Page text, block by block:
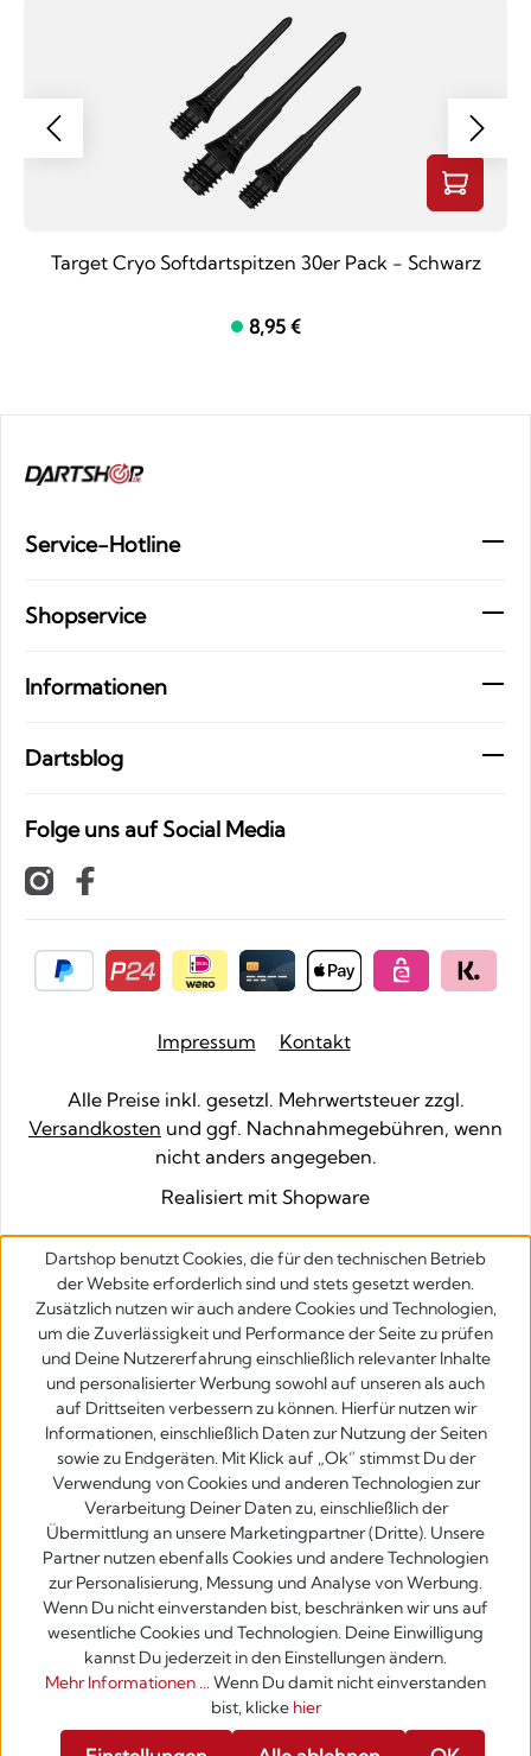
Target Cryo Softdartspitzen 30er Pack - Schwarz
8,95 €
Service-Hotline
Shopservice
Informationen
Dartsblog
Folge uns auf Social Media
Impressum Kontakt
Alle Preise inkl. gesetzl. Mehrwertsteuer zzgl.
Versandkosten und ggf. Nachnahmegebühren, wenn
nicht anders angegeben.
Realisiert mit Shopware
Werkzeugleiste anzeigen
Dartshop benutzt Cookies, die für den technischen Betrieb
der Website erforderlich sind und stets gesetzt werden.
Zusätzlich nutzen wir auch andere Cookies und Technologien,
um die Zuverlässigkeit und Performance der Seite zu prüfen
und Deine Nutzererfahrung einschließlich relevanter Inhalte
und personalisierter Werbung sowohl auf unseren als auch
auf Drittseiten verbessern zu können. Hierfür nutzen wir
Informationen, einschließlich Daten zur Nutzung der Seiten
sowie zu Endgeräten. Mit Klick auf „Ok” stimmst Du der
Verwendung von Cookies und anderen Technologien zur
Verarbeitung Deiner Daten zu, einschließlich der
Übermittlung an unsere Marketingpartner (Dritte). Unsere
Partner nutzen ebenfalls Cookies und andere Technologien
zur Personalisierung, Messung und Analyse von Werbung.
Wenn Du nicht einverstanden bist, beschränken wir uns auf
wesentliche Cookies und Technologien. Deine Einwilligung
kannst Du jederzeit in den Einstellungen ändern.
Mehr Informationen ...Wenn Du damit nicht einverstanden
bist, klicke hier